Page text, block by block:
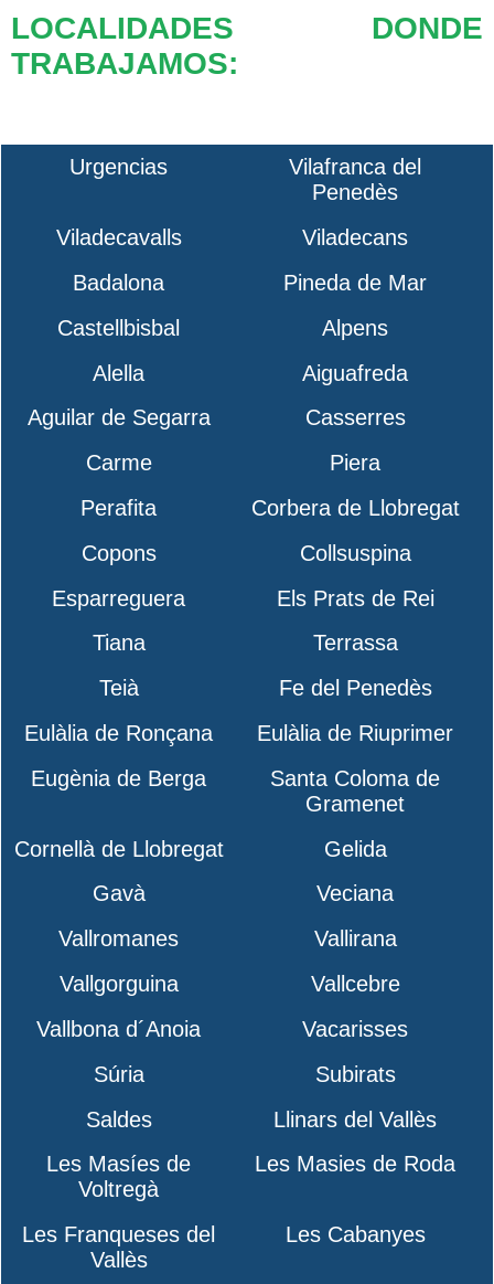
LOCALIDADES DONDE
TRABAJAMOS:
Urgencias
Vilafranca del
Penedès
Viladecavalls
Viladecans
Badalona
Pineda de Mar
Castellbisbal
Alpens
Alella
Aiguafreda
Aguilar de Segarra
Casserres
Carme
Piera
Perafita
Corbera de Llobregat
Copons
Collsuspina
Esparreguera
Els Prats de Rei
Tiana
Terrassa
Teià
Fe del Penedès
Eulàlia de Ronçana
Eulàlia de Riuprimer
Eugènia de Berga
Santa Coloma de
Gramenet
Cornellà de Llobregat
Gelida
Gavà
Veciana
Vallromanes
Vallirana
Vallgorguina
Vallcebre
Vallbona d´Anoia
Vacarisses
Súria
Subirats
Saldes
Llinars del Vallès
Les Masíes de
Voltregà
Les Masies de Roda
Les Franqueses del
Vallès
Les Cabanyes